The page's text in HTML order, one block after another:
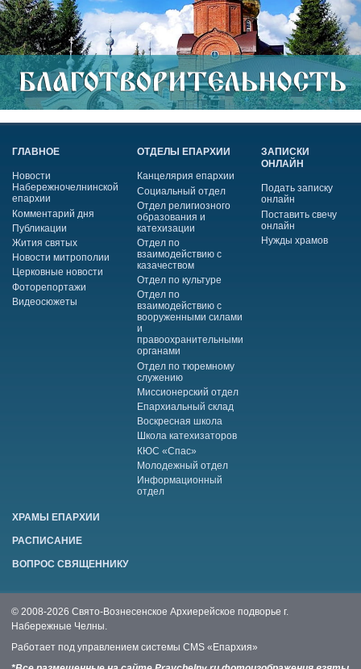
ГЛАВНОЕ
Новости
Набережночелнинской
епархии
Комментарий дня
Публикации
Жития святых
Новости митрополии
Церковные новости
Фоторепортажи
Видеосюжеты
ОТДЕЛЫ ЕПАРХИИ
Канцелярия епархии
Социальный отдел
Отдел религиозного
образования и
катехизации
Отдел по
взаимодействию с
казачеством
Отдел по культуре
Отдел по
взаимодействию с
вооруженными силами
и
правоохранительными
органами
Отдел по тюремному
служению
Миссионерский отдел
Епархиальный склад
Воскресная школа
Школа катехизаторов
КЮС «Спас»
Молодежный отдел
Информационный
отдел
ЗАПИСКИ
ОНЛАЙН
Подать записку
онлайн
Поставить свечу
онлайн
Нужды храмов
ХРАМЫ ЕПАРХИИ
РАСПИСАНИЕ
ВОПРОС СВЯЩЕННИКУ
© 2008-2026 Свято-Вознесенское Архиерейское подворье г.
Набережные Челны.
Работает под управлением системы CMS «Епархия»